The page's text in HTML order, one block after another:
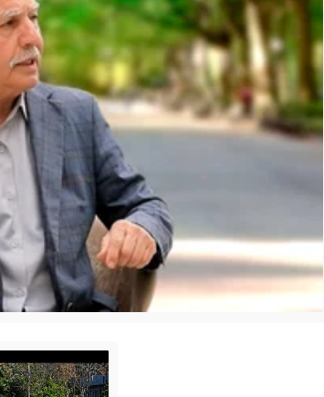
ҲАЙДОВЧИЛАР НОЛАСИ: ЖАРИМАЛАР ЖОНДАН ТЎЙДИРДИ...